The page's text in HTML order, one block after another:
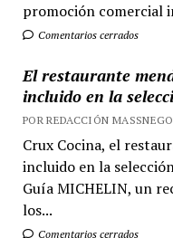
promoción comercial
Comentarios cerrados
El restaurante
incluido en la
POR REDACCIÓN
Crux Cocina, el
incluido en la
Guía MICHELIN, un
los...
Comentarios cerrados